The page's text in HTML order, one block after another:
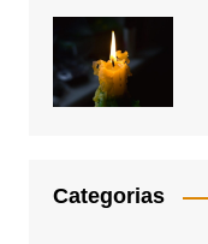
Categorias